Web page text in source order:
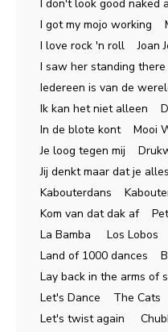
I don't look good naked
I got my mojo working
I love rock 'n roll Joan
I saw her standing
Iedereen is van de
Ik kan het niet alleen
In de blote kont Mooi
Je loog tegen mij
Jij denkt maar dat je
Kabouterdans
Kom van dat dak af
La Bamba Los Lobos
Land of 1000 dances
Lay back in the arms of
Let's Dance The Cats
Let's twist again